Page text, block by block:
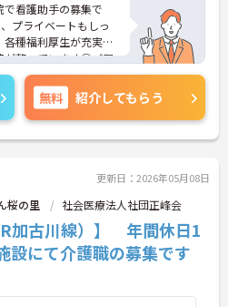
看護助手の募集で
プライベートもしっ
種福利厚生が充実し
が整っています◎ご興
お伝えしますのでご
無料 紹介してもらう
更新日：2026年05月08日
桜の里 社会医療法人社団正峰会
加古川線）】 年間休日1
設にて介護職の募集です